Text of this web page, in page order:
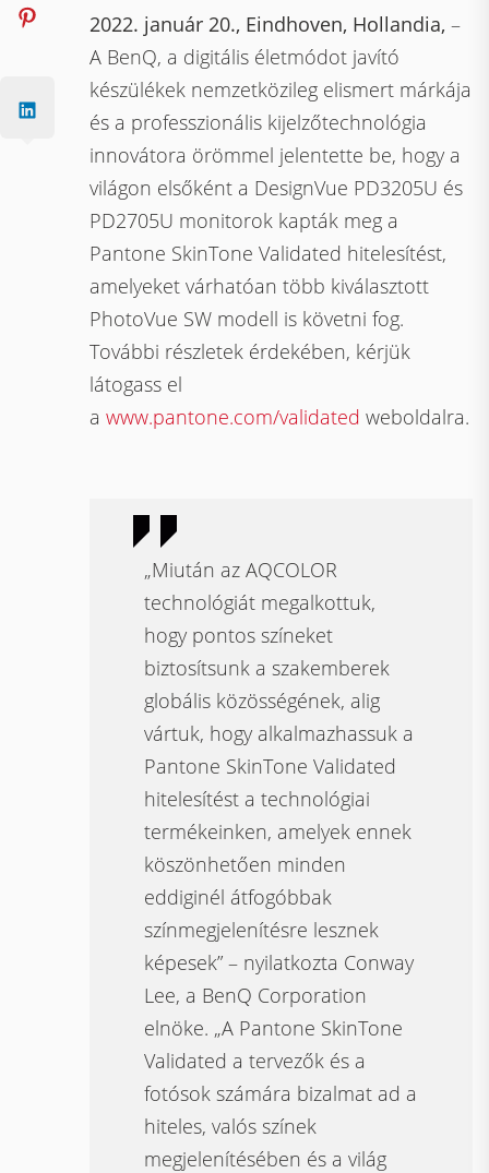
2022. január 20., Eindhoven, Hollandia, –
A BenQ, a digitális életmódot javító
készülékek nemzetközileg elismert márkája
és a professzionális kijelzőtechnológia
innovátora örömmel jelentette be, hogy a
világon elsőként a DesignVue PD3205U és
PD2705U monitorok kapták meg a
Pantone SkinTone Validated hitelesítést,
amelyeket várhatóan több kiválasztott
PhotoVue SW modell is követni fog.
További részletek érdekében, kérjük
látogass el
awww.pantone.com/validated weboldalra.
„Miután az AQCOLOR
technológiát megalkottuk,
hogy pontos színeket
biztosítsunk a szakemberek
globális közösségének, alig
vártuk, hogy alkalmazhassuk a
Pantone SkinTone Validated
hitelesítést a technológiai
termékeinken, amelyek ennek
köszönhetően minden
eddiginél átfogóbbak
színmegjelenítésre lesznek
képesek” – nyilatkozta Conway
Lee, a BenQ Corporation
elnöke. „A Pantone SkinTone
Validated a tervezők és a
fotósok számára bizalmat ad a
hiteles, valós színek
megjelenítésében és a világ